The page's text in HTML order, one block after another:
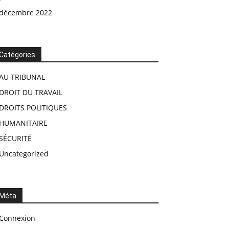
2022
TRIBUNAL
DROIT DU TRAVAIL
DROITS POLITIQUES
HUMANITAIRE
Uncategorized
Méta